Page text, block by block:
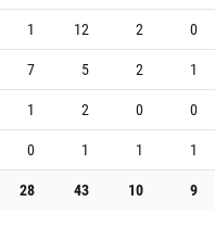
1 12 2
0
7 5 2
1
1 2 0
0
0 1 1
1
28 43 10 9